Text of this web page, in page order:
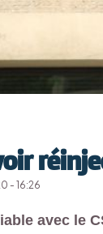
- 16:26
avec le